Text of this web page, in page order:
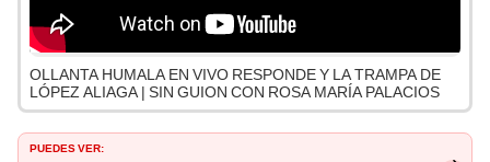
OLLANTA HUMALA EN VIVO RESPONDE Y LA TRAMPA DE
LÓPEZ ALIAGA | SIN GUION CON ROSA MARÍA PALACIOS
PUEDES VER: